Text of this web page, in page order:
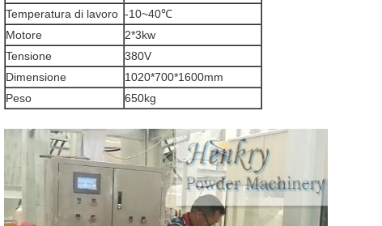
Temperatura di lavoro -10~40℃
Motore
2*3kw
Tensione
380V
Dimensione
1020*700*1600mm
Peso
650kg